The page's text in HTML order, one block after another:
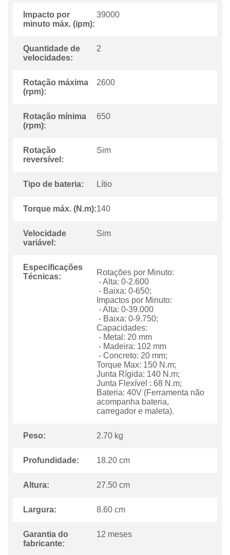
Impacto por
minuto máx. (ipm):
39000
Quantidade de
velocidades:
2
Rotação máxima
(rpm):
2600
Rotação mínima
(rpm):
650
Rotação
reversível:
Sim
Tipo de bateria: Lítio
Torque máx. (N.m):140
Velocidade
variável:
Sim
Especificações
Técnicas:
Rotações por Minuto:
- Alta: 0-2.600
- Baixa: 0-650;
Impactos por Minuto:
- Alta: 0-39.000
- Baixa: 0-9.750;
Capacidades:
- Metal: 20 mm
- Madeira: 102 mm
- Concreto: 20 mm;
Torque Max: 150 N.m;
Junta Rígida: 140 N.m;
Junta Flexível : 68 N.m;
Bateria: 40V (Ferramenta não
acompanha bateria,
carregador e maleta).
Peso: 2.70 kg
Profundidade: 18.20 cm
Altura: 27.50 cm
Largura: 8.60 cm
Garantia do
fabricante:
12 meses